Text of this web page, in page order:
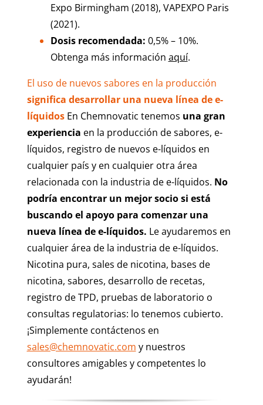
Expo Birmingham (2018), VAPEXPO Paris
(2021).
Dosis recomendada: 0,5% – 10%.
Obtenga más información aquí.
El uso de nuevos sabores en la producción
significa desarrollar una nueva línea de e-
líquidos En Chemnovatic tenemos una gran
experiencia en la producción de sabores, e-
líquidos, registro de nuevos e-líquidos en
cualquier país y en cualquier otra área
relacionada con la industria de e-líquidos. No
podría encontrar un mejor socio si está
buscando el apoyo para comenzar una
nueva línea de e-líquidos. Le ayudaremos en
cualquier área de la industria de e-líquidos.
Nicotina pura, sales de nicotina, bases de
nicotina, sabores, desarrollo de recetas,
registro de TPD, pruebas de laboratorio o
consultas regulatorias: lo tenemos cubierto.
¡Simplemente contáctenos en
sales@chemnovatic.com y nuestros
consultores amigables y competentes lo
ayudarán!